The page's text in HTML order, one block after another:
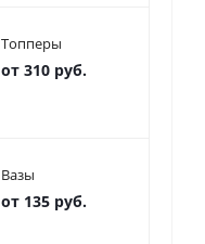
Топперы
от 310 руб.
Вазы
от 135 руб.